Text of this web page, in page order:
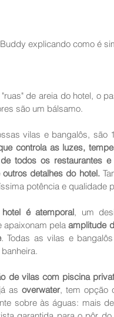
explicando como é
de areia do hotel, o
são um bálsamo.
vilas e bangalôs, são
controla as luzes,
todos os restaurantes
detalhes do hotel.
potência e qualidade
é atemporal, um
apaixonam pela amplitude
. Todas as vilas e
de vilas com piscina
as overwater, tem opção
sobre às águas: mais